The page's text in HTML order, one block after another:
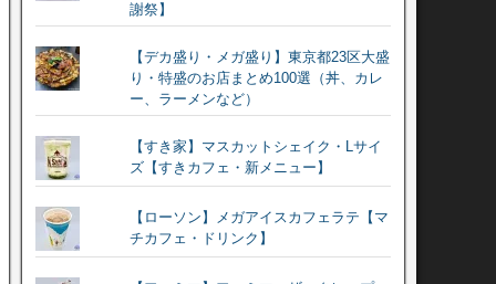
謝祭】
【デカ盛り・メガ盛り】東京都23区大盛
り・特盛のお店まとめ100選（丼、カレ
ー、ラーメンなど）
【すき家】マスカットシェイク・Lサイ
ズ【すきカフェ・新メニュー】
【ローソン】メガアイスカフェラテ【マ
チカフェ・ドリンク】